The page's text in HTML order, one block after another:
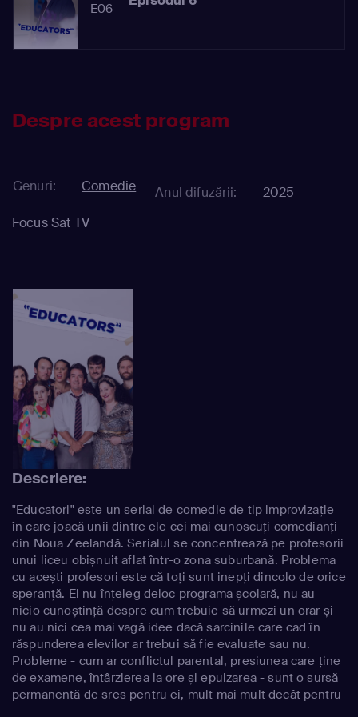
E06
Despre acest program
Genuri: Comedie Anul difuzării:
2025
Focus Sat TV
Descriere:
"Educatori" este un serial de comedie de tip improvizație
în care joacă unii dintre ele cei mai cunoscuți comedianți
din Noua Zeelandă. Serialul se concentrează pe profesorii
unui liceu obișnuit aflat într-o zona suburbană. Problema
cu acești profesori este că toți sunt inepți dincolo de orice
speranță. Ei nu înțeleg deloc programa școlară, nu au
nicio cunoștință despre cum trebuie să urmezi un orar și
nu au nici cea mai vagă idee dacă sarcinile care cad în
răspunderea elevilor ar trebui să fie evaluate sau nu.
Probleme - cum ar conflictul parental, presiunea care ține
de examene, întârzierea la ore și epuizarea - sunt o sursă
permanentă de sres pentru ei, mult mai mult decât pentru